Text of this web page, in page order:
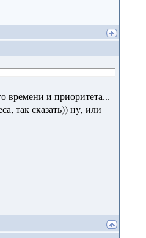
времени и приоритета...
так сказать)) ну, или